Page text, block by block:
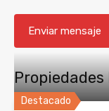
Destacado